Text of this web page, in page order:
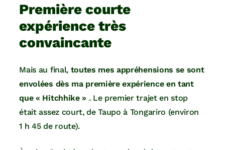
Première courte
expérience très
convaincante
Mais au final, toutes mes appréhensions se sont
envolées dès ma première expérience en tant
que « Hitchhike » . Le premier trajet en stop
était assez court, de Taupo à Tongariro (environ
1 h 45 de route).